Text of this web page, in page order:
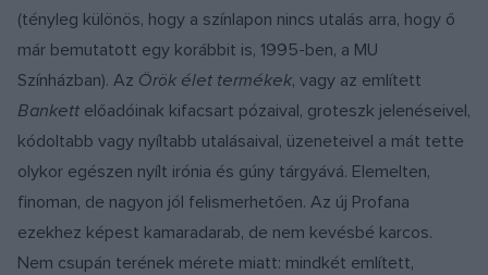
(tényleg különös, hogy a színlapon nincs utalás arra, hogy ő
már bemutatott egy korábbit is, 1995-ben, a MU
Színházban). Az Örök élet termékek, vagy az említett
Bankett előadóinak kifacsart pózaival, groteszk jelenéseivel,
kódoltabb vagy nyíltabb utalásaival, üzeneteivel a mát tette
olykor egészen nyílt irónia és gúny tárgyává. Elemelten,
finoman, de nagyon jól felismerhetően. Az új Profana
ezekhez képest kamaradarab, de nem kevésbé karcos.
Nem csupán terének mérete miatt: mindkét említett,